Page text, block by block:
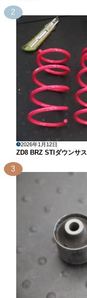
2
2026年1月12日
ZD8 BRZ STIダウンサス
3